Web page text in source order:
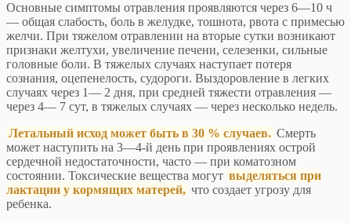
Основные симптомы отравления проявляются через 6—10 ч
— общая слабость, боль в желудке, тошнота, рвота с примесью
желчи. При тяжелом отравлении на вторые сутки возникают
признаки желтухи, увеличение печени, селезенки, сильные
головные боли. В тяжелых случаях наступает потеря
сознания, оцепенелость, судороги. Выздоровление в легких
случаях через 1— 2 дня, при средней тяжести отравления —
через 4— 7 сут, в тяжелых случаях — через несколько недель.
Летальный исход может быть в 30 % случаев. Смерть
может наступить на 3—4-й день при проявлениях острой
сердечной недостаточности, часто — при коматозном
состоянии. Токсические вещества могут выделяться при
лактации у кормящих матерей, что создает угрозу для
ребенка.